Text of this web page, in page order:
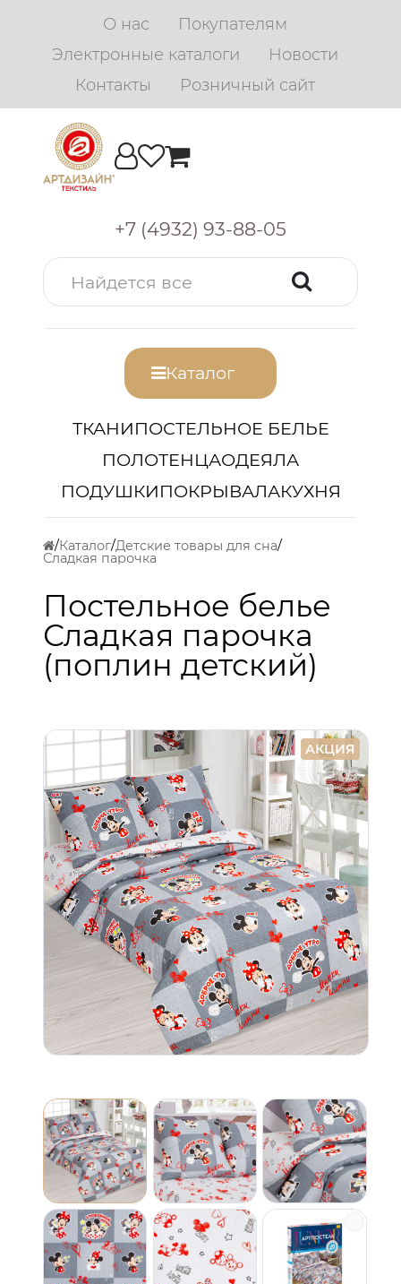
О нас
Покупателям
Электронные каталоги
Новости
Контакты
Розничный сайт
+7 (4932) 93-88-05
Каталог
ТКАНИПОСТЕЛЬНОЕ БЕЛЬЕ
ПОЛОТЕНЦАОДЕЯЛА
ПОДУШКИПОКРЫВАЛАКУХНЯ
Каталог Детские товары для сна
Сладкая парочка
Постельное белье
Сладкая парочка
(поплин детский)
АКЦИЯ